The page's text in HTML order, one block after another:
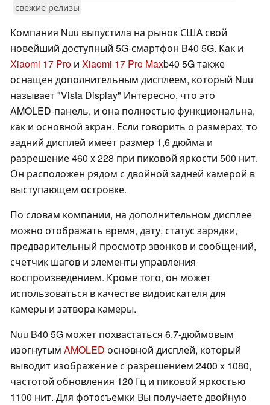
свежие релизы
Компания Nuu выпустила на рынок США свой
новейший доступный 5G-смартфон B40 5G. Как и
Xiaomi 17 Pro и Xiaomi 17 Pro Maxb40 5G также
оснащен дополнительным дисплеем, который Nuu
называет "Vista Display" Интересно, что это
AMOLED-панель, и она полностью функциональна,
как и основной экран. Если говорить о размерах, то
задний дисплей имеет размер 1,6 дюйма и
разрешение 460 x 228 при пиковой яркости 500 нит.
Он расположен рядом с двойной задней камерой в
выступающем островке.
По словам компании, на дополнительном дисплее
можно отображать время, дату, статус зарядки,
предварительный просмотр звонков и сообщений,
счетчик шагов и элементы управления
воспроизведением. Кроме того, он может
использоваться в качестве видоискателя для
камеры и затвора камеры.
Nuu B40 5G может похвастаться 6,7-дюймовым
изогнутым AMOLED основной дисплей, который
выводит изображение с разрешением 2400 x 1080,
частотой обновления 120 Гц и пиковой яркостью
1100 нит. Для фотосъемки Вы получаете двойную